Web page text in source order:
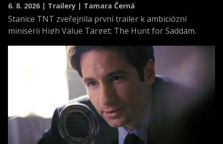
6. 8. 2026 | Trailery | Tamara Černá
Stanice TNT zveřejnila první trailer k ambiciózní
minisérii High Value Target: The Hunt for Saddam,
novodobých dějin.